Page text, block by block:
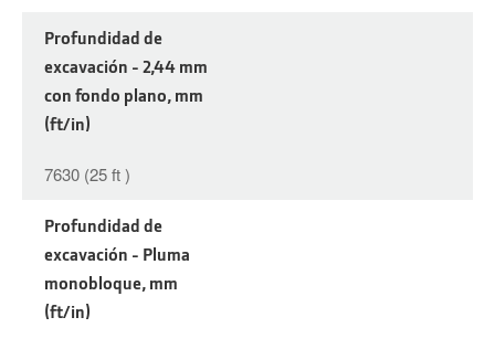
Profundidad de
excavación - 2,44 mm
con fondo plano, mm
(ft/in)
7630 (25 ft )
Profundidad de
excavación - Pluma
monobloque, mm
(ft/in)